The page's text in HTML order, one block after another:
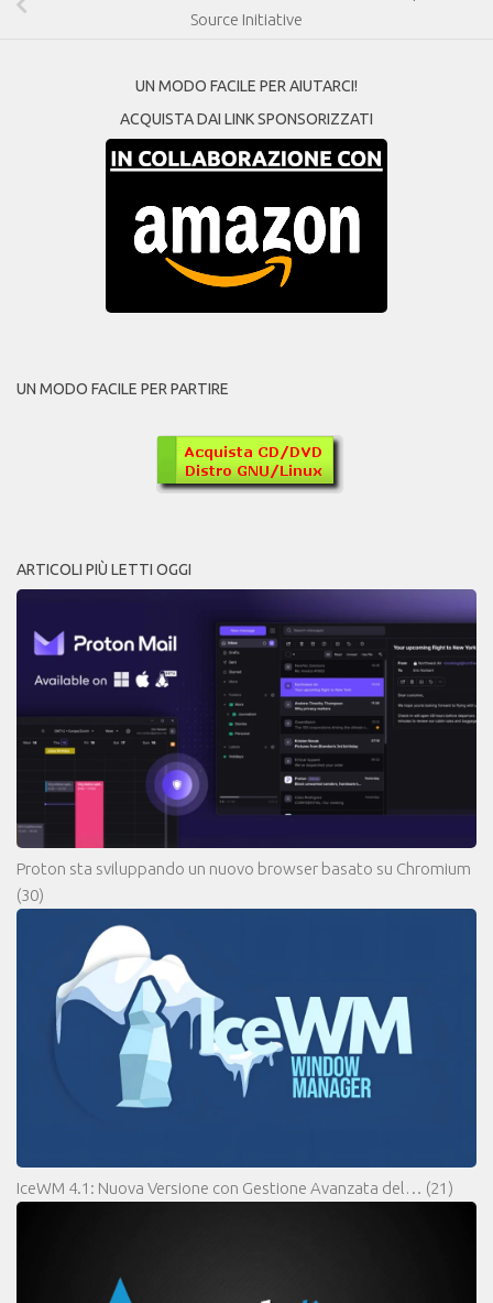
Source Initiative
UN MODO FACILE PER AIUTARCI!
ACQUISTA DAI LINK SPONSORIZZATI
UN MODO FACILE PER PARTIRE
ARTICOLI PIÙ LETTI OGGI
Proton sta sviluppando un nuovo browser basato su Chromium
(30)
IceWM 4.1: Nuova Versione con Gestione Avanzata del… (21)